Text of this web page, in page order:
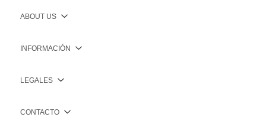
ABOUT US
INFORMACIÓN
LEGALES
CONTACTO